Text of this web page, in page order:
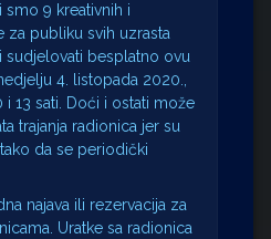
9 kreativnih i
za publiku svih uzrasta
sudjelovati besplatno ovu
4. listopada 2020.,
13 sati. Doći i ostati može
trajanja radionica jer su
da se periodički
najava ili rezervacija za
Uratke sa radionica